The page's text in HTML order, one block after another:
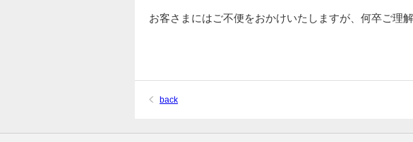
お客さまにはご不便をおかけいたしますが、何卒ご理
back